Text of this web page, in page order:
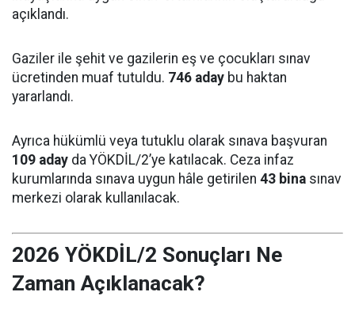
açıklandı.
Gaziler ile şehit ve gazilerin eş ve çocukları sınav
ücretinden muaf tutuldu. 746 aday bu haktan
yararlandı.
Ayrıca hükümlü veya tutuklu olarak sınava başvuran
109 aday da YÖKDİL/2’ye katılacak. Ceza infaz
kurumlarında sınava uygun hâle getirilen 43 bina sınav
merkezi olarak kullanılacak.
2026 YÖKDİL/2 Sonuçları Ne
Zaman Açıklanacak?